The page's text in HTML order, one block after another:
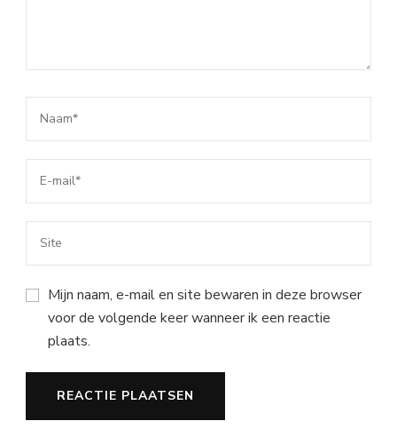
Mijn naam, e-mail en site bewaren in deze browser
voor de volgende keer wanneer ik een reactie
plaats.